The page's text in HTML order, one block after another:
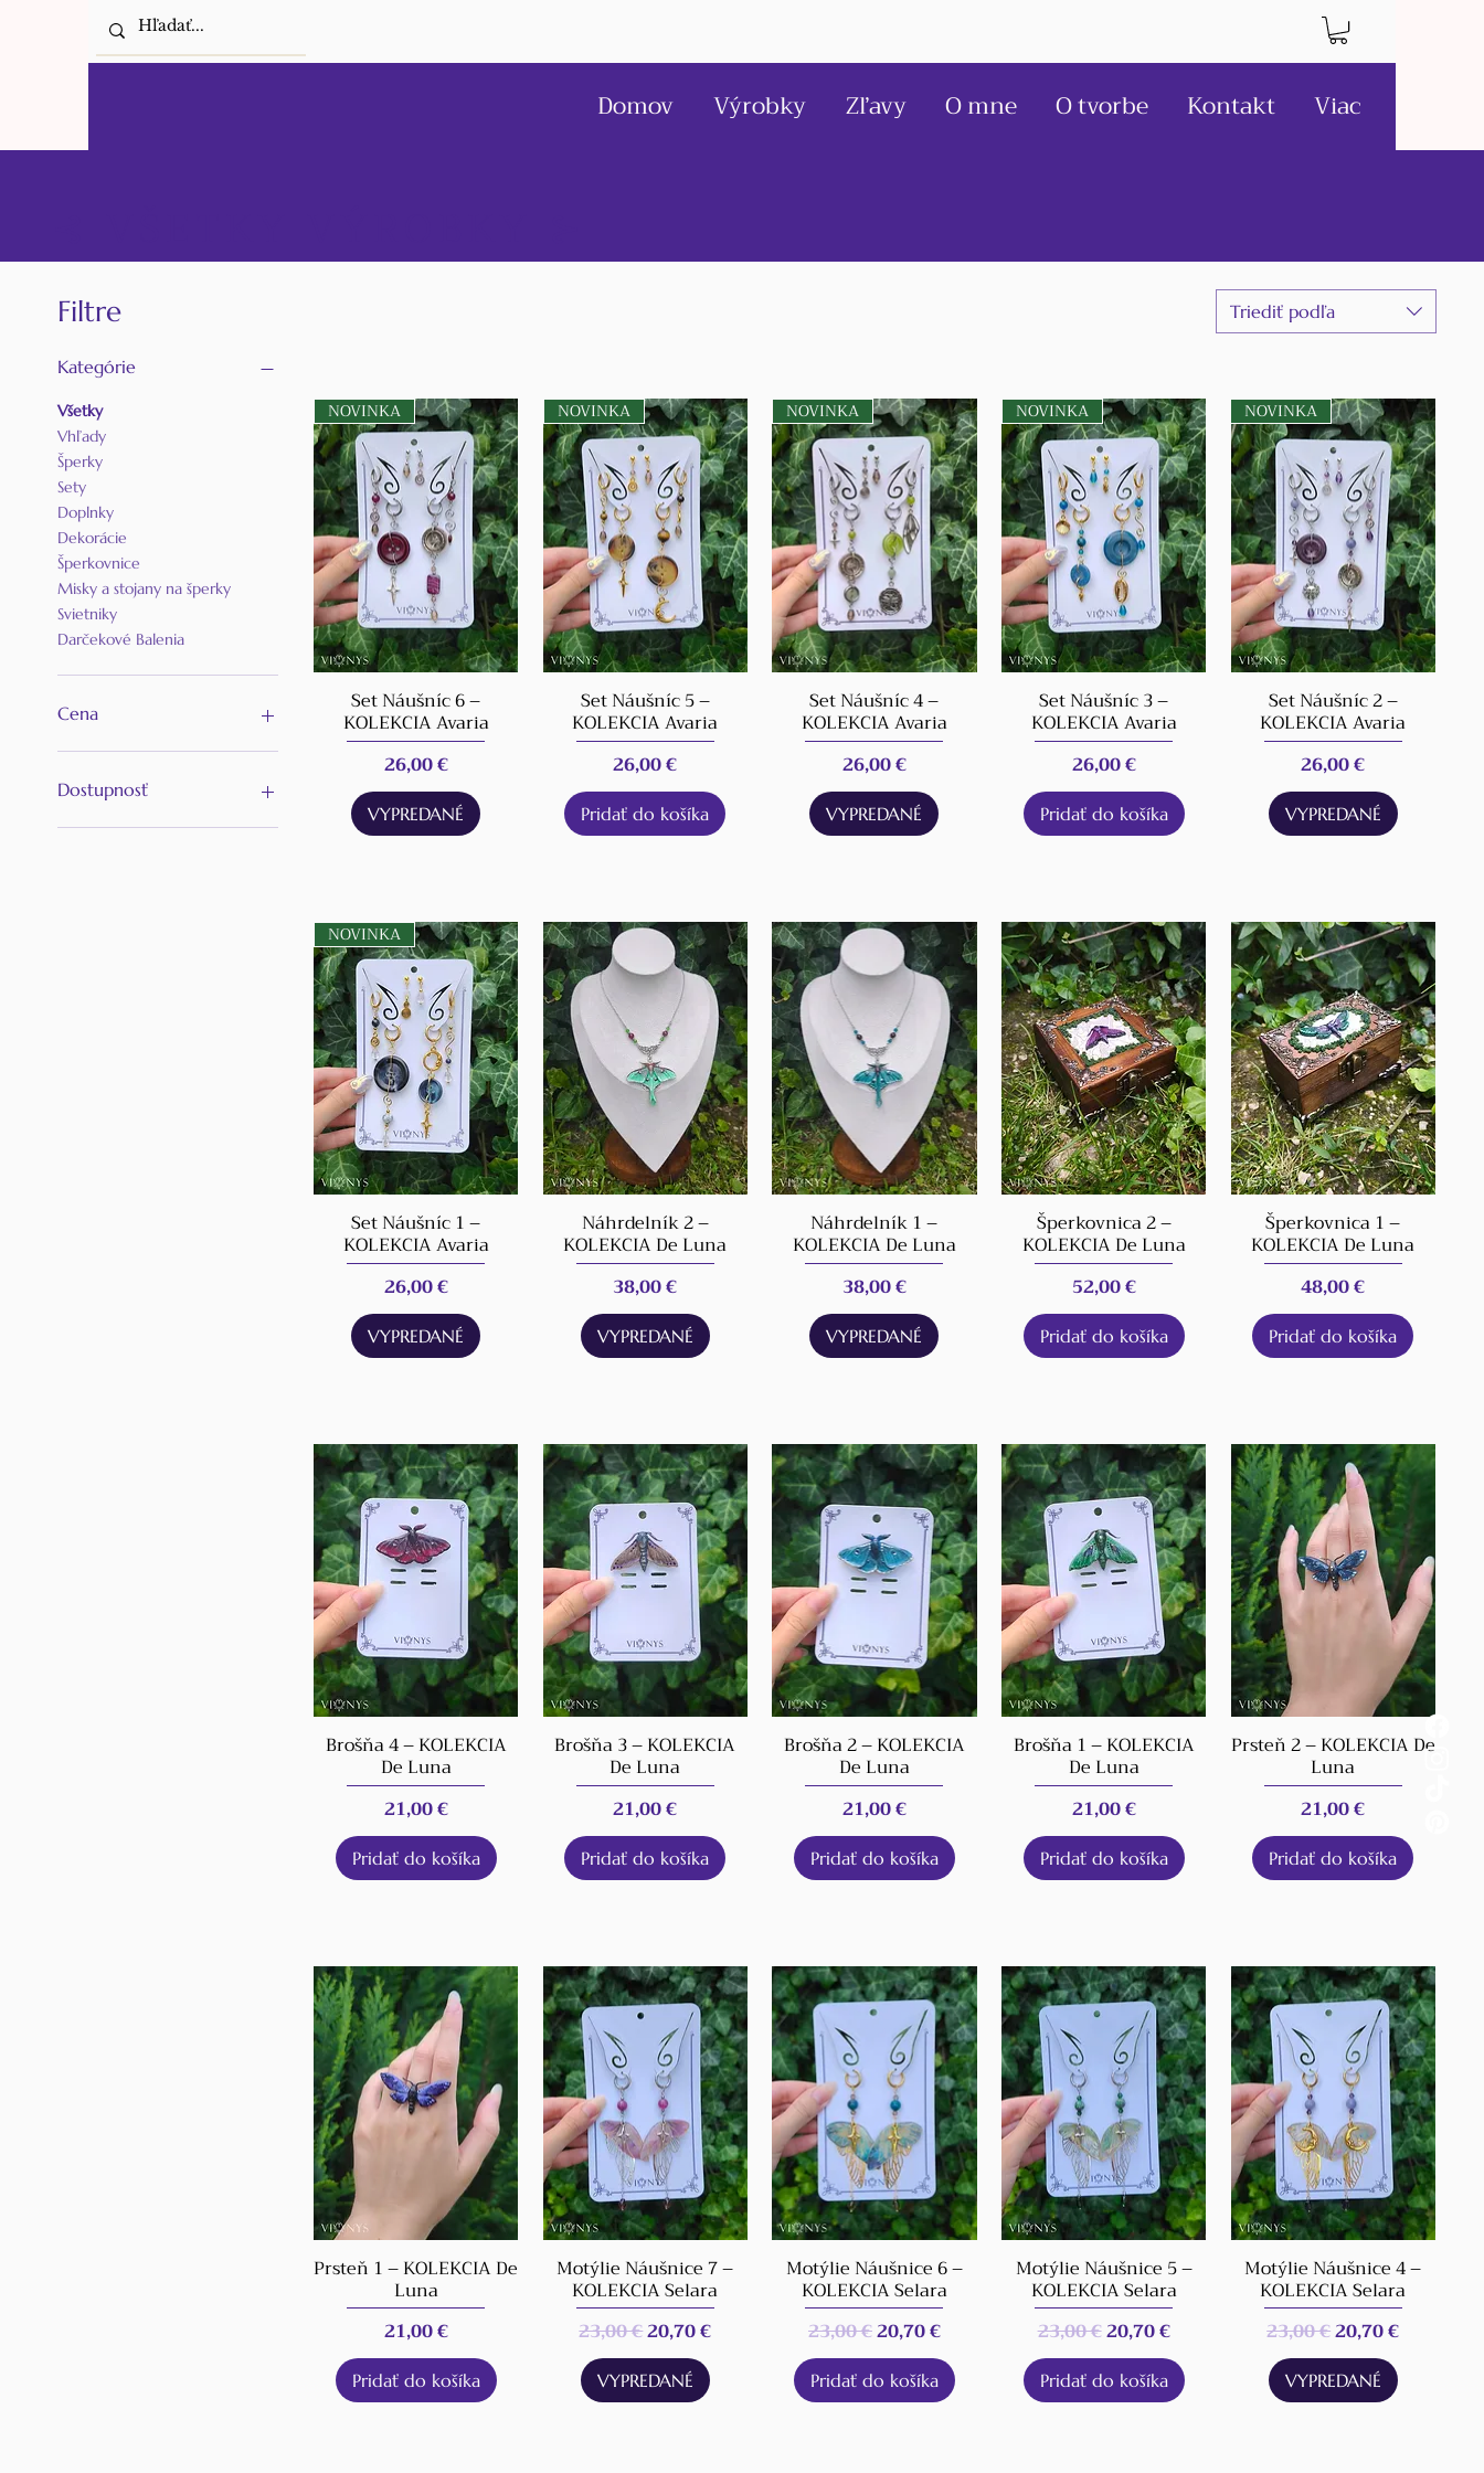
Domov Výrobky Zľavy O mne O tvorbe Kontakt Viac
Filtre
Kategórie
Všetky
Vhľady
Šperky
Sety
Doplnky
Dekorácie
Šperkovnice
Misky a stojany na šperky
Svietniky
Darčekové Balenia
Cena
3 €
Dostupnosť
V predaji
Triediť podľa
NOVINKA
Set Náušníc 6 –
KOLEKCIA Avaria
Cena
26,00 €
VYPREDANÉ
NOVINKA
Set Náušníc 5 –
KOLEKCIA Avaria
Cena
26,00 €
Pridať do košíka
NOVINKA
Set Náušníc 4 –
KOLEKCIA Avaria
Cena
26,00 €
VYPREDANÉ
NOVINKA
Set Náušníc 3 –
KOLEKCIA Avaria
Cena
26,00 €
Pridať do košíka
NOVINKA
Set Náušníc 2 –
KOLEKCIA Avaria
Cena
26,00 €
VYPREDANÉ
NOVINKA
Set Náušníc 1 –
KOLEKCIA Avaria
Cena
26,00 €
VYPREDANÉ
Náhrdelník 2 –
KOLEKCIA De Luna
Cena
38,00 €
VYPREDANÉ
Náhrdelník 1 –
KOLEKCIA De Luna
Cena
38,00 €
VYPREDANÉ
Šperkovnica 2 –
KOLEKCIA De Luna
Cena
52,00 €
Pridať do košíka
Šperkovnica 1 –
KOLEKCIA De Luna
Cena
48,00 €
Pridať do košíka
Brošňa 4 – KOLEKCIA
De Luna
Cena
21,00 €
Pridať do košíka
Brošňa 3 – KOLEKCIA
De Luna
Cena
21,00 €
Pridať do košíka
Brošňa 2 – KOLEKCIA
De Luna
Cena
21,00 €
Pridať do košíka
Brošňa 1 – KOLEKCIA
De Luna
Cena
21,00 €
Pridať do košíka
Prsteň 2 – KOLEKCIA De
Luna
Cena
21,00 €
Pridať do košíka
Prsteň 1 – KOLEKCIA De
Luna
Cena
21,00 €
Pridať do košíka
Motýlie Náušnice 7 –
KOLEKCIA Selara
Normálna cena
23,00 €Zľavnená cena
20,70 €
VYPREDANÉ
Motýlie Náušnice 6 –
KOLEKCIA Selara
Normálna cena
23,00 €Zľavnená cena
20,70 €
Pridať do košíka
Motýlie Náušnice 5 –
KOLEKCIA Selara
Normálna cena
23,00 €Zľavnená cena
20,70 €
Pridať do košíka
Motýlie Náušnice 4 –
KOLEKCIA Selara
Normálna cena
23,00 €Zľavnená cena
20,70 €
VYPREDANÉ